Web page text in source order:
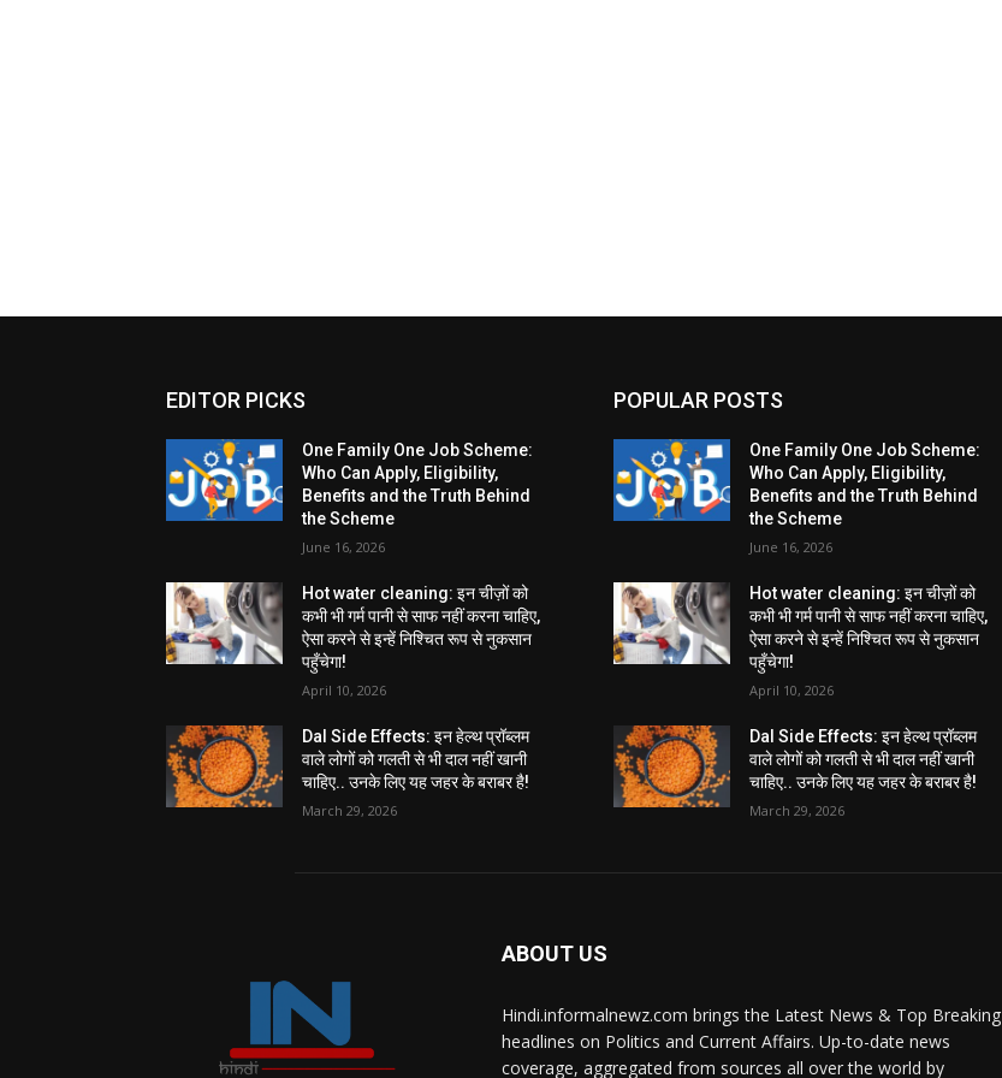
EDITOR PICKS
One Family One Job Scheme:
Who Can Apply, Eligibility,
Benefits and the Truth Behind
the Scheme
June 16, 2026
Hot water cleaning: इन चीज़ों को
कभी भी गर्म पानी से साफ नहीं करना चाहिए,
ऐसा करने से इन्हें निश्चित रूप से नुकसान
पहुँचेगा!
April 10, 2026
Dal Side Effects: इन हेल्थ प्रॉब्लम
वाले लोगों को गलती से भी दाल नहीं खानी
चाहिए.. उनके लिए यह जहर के बराबर है!
March 29, 2026
POPULAR POSTS
One Family One Job Scheme:
Who Can Apply, Eligibility,
Benefits and the Truth Behind
the Scheme
June 16, 2026
Hot water cleaning: इन चीज़ों को
कभी भी गर्म पानी से साफ नहीं करना चाहिए,
ऐसा करने से इन्हें निश्चित रूप से नुकसान
पहुँचेगा!
April 10, 2026
Dal Side Effects: इन हेल्थ प्रॉब्लम
वाले लोगों को गलती से भी दाल नहीं खानी
चाहिए.. उनके लिए यह जहर के बराबर है!
March 29, 2026
ABOUT US
Hindi.informalnewz.com brings the Latest News & Top Breaking
headlines on Politics and Current Affairs. Up-to-date news
coverage, aggregated from sources all over the world by